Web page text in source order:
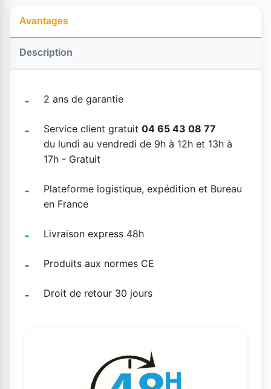
Avantages
Description
2 ans de garantie
Service client gratuit 04 65 43 08 77
du lundi au vendredi de 9h à 12h et 13h à
17h - Gratuit
Plateforme logistique, expédition et Bureau
en France
Livraison express 48h
Produits aux normes CE
Droit de retour 30 jours